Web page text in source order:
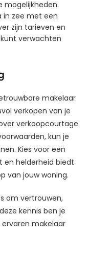
mogelijkheden.
in zee met een
zijn tarieven en
verwachten
makelaar
verkopen van je
verkoopcourtage
kun je
Kies voor een
en helderheid biedt
van jouw woning.
om vertrouwen,
kennis ben je
makelaar